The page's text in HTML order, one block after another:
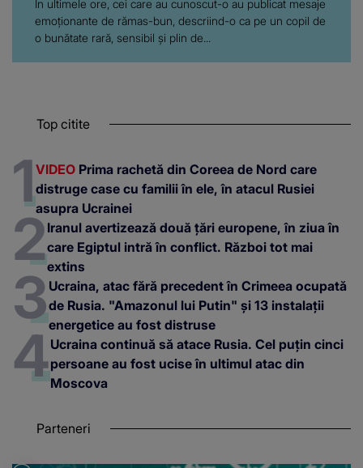
În ultimele ore, cei care au cunoscut-o au publicat mesaje
emoționante de rămas-bun, descriind-o ca pe un copil de
o bunătate rară, sensibil și plin de...
Top citite
VIDEO Prima rachetă din Coreea de Nord care
distruge case cu familii în ele, în atacul Rusiei
asupra Ucrainei
Iranul avertizează două țări europene, în ziua în
care Egiptul intră în conflict. Război tot mai
extins
Ucraina, atac fără precedent în Crimeea ocupată
de Rusia. "Amazonul lui Putin" și 13 instalații
energetice au fost distruse
Ucraina continuă să atace Rusia. Cel puțin cinci
persoane au fost ucise în ultimul atac din
Moscova
Parteneri